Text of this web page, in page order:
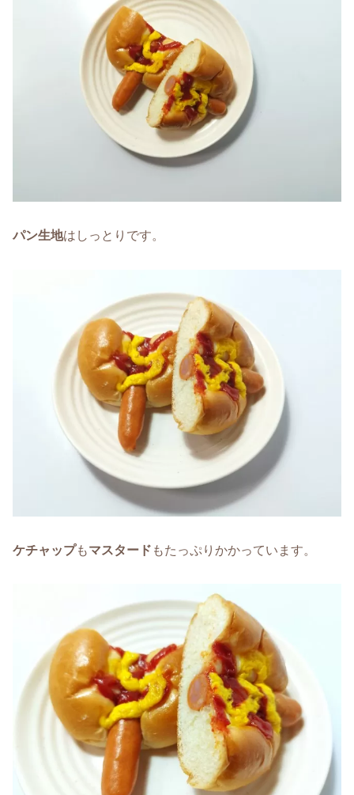
パン生地はしっとりです。
ケチャップもマスタード もたっぷりかかっています。